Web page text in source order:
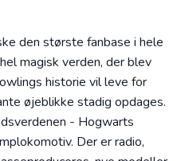
den største fanbase i hele
magisk verden, der blev
historie vil leve for
øjeblikke stadig opdages.
- Hogwarts
Der er radio,